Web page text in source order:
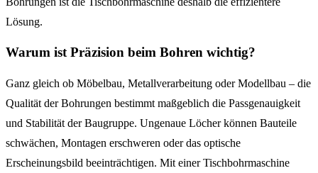
Lösung.
Warum ist Präzision beim Bohren wichtig?
Ganz gleich ob Möbelbau, Metallverarbeitung oder Modellbau – die
Qualität der Bohrungen bestimmt maßgeblich die Passgenauigkeit
und Stabilität der Baugruppe. Ungenaue Löcher können Bauteile
schwächen, Montagen erschweren oder das optische
Erscheinungsbild beeinträchtigen. Mit einer Tischbohrmaschine